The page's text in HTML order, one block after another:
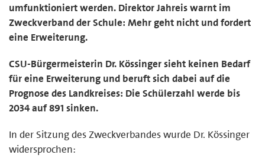
umfunktioniert werden. Direktor Jahreis warnt im
Zweckverband der Schule: Mehr geht nicht und fordert
eine Erweiterung.
CSU-Bürgermeisterin Dr. Kössinger sieht keinen Bedarf
für eine Erweiterung und beruft sich dabei auf die
Prognose des Landkreises: Die Schülerzahl werde bis
2034 auf 891 sinken.
In der Sitzung des Zweckverbandes wurde Dr. Kössinger
widersprochen: